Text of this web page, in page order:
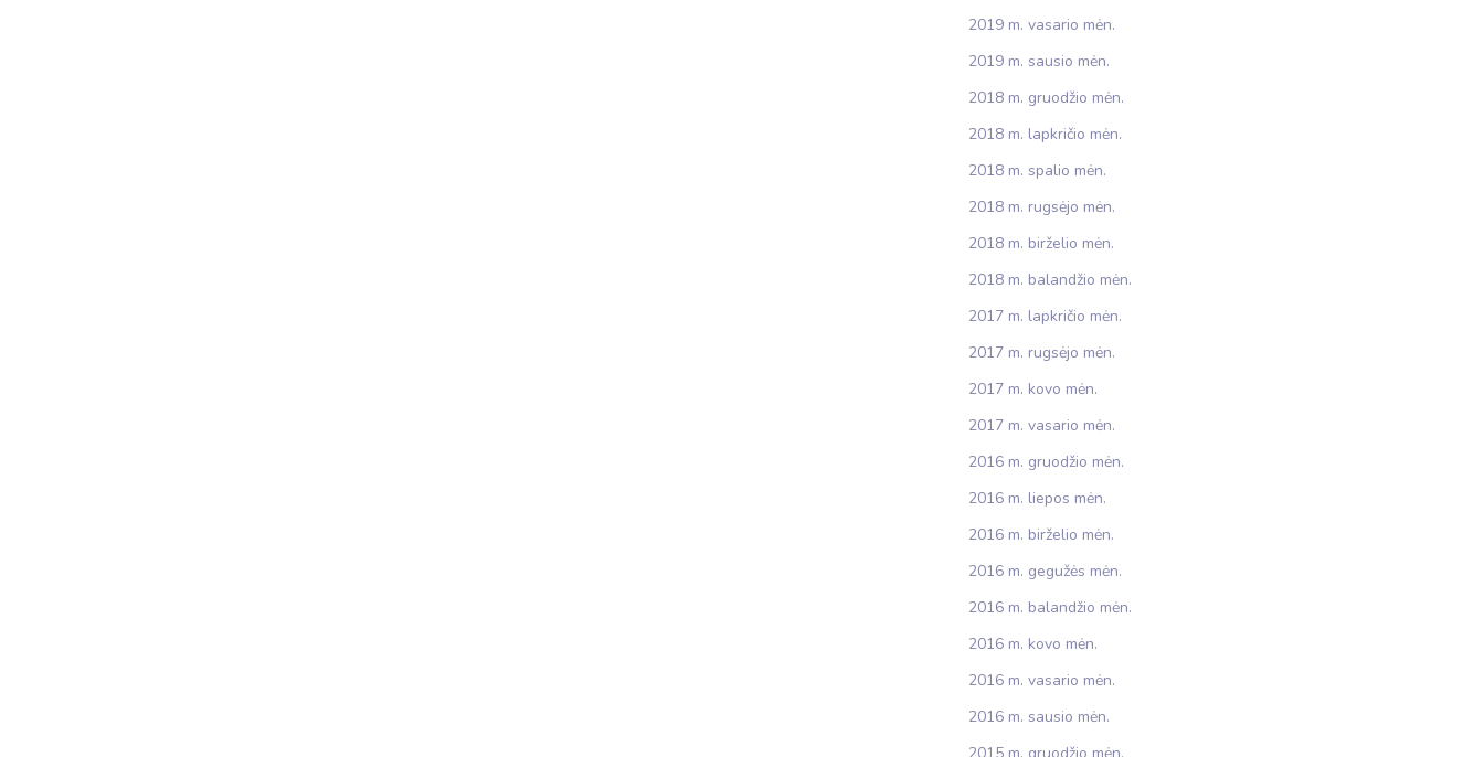
2019 m. vasario mėn.
2019 m. sausio mėn.
2018 m. gruodžio mėn.
2018 m. lapkričio mėn.
2018 m. spalio mėn.
2018 m. rugsėjo mėn.
2018 m. birželio mėn.
2018 m. balandžio mėn.
2017 m. lapkričio mėn.
2017 m. rugsėjo mėn.
2017 m. kovo mėn.
2017 m. vasario mėn.
2016 m. gruodžio mėn.
2016 m. liepos mėn.
2016 m. birželio mėn.
2016 m. gegužės mėn.
2016 m. balandžio mėn.
2016 m. kovo mėn.
2016 m. vasario mėn.
2016 m. sausio mėn.